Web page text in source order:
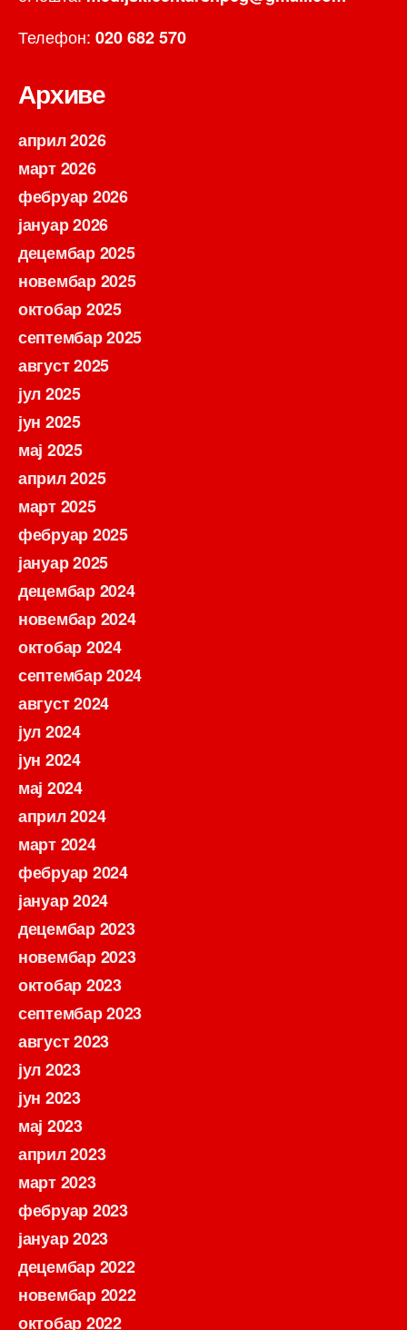
Телефон: 020 682 570
Архиве
април 2026
март 2026
фебруар 2026
јануар 2026
децембар 2025
новембар 2025
октобар 2025
септембар 2025
август 2025
јул 2025
јун 2025
мај 2025
април 2025
март 2025
фебруар 2025
јануар 2025
децембар 2024
новембар 2024
октобар 2024
септембар 2024
август 2024
јул 2024
јун 2024
мај 2024
април 2024
март 2024
фебруар 2024
јануар 2024
децембар 2023
новембар 2023
октобар 2023
септембар 2023
август 2023
јул 2023
јун 2023
мај 2023
април 2023
март 2023
фебруар 2023
јануар 2023
децембар 2022
новембар 2022
октобар 2022